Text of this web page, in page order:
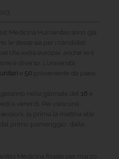
Medicina Humanitas sono già
le stesse sia per i candidati
che extra europei, anche se il
è diverso. L’università
e 50 proveniente da paesi
nelle giornate del 16 e
e venerdì. Per ciascuna
la prima la mattina alle
primo pomeriggio, dalle
Medicina fissate per marzo